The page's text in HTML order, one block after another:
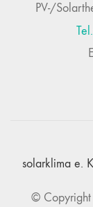
PV-/
solarklima e.
©